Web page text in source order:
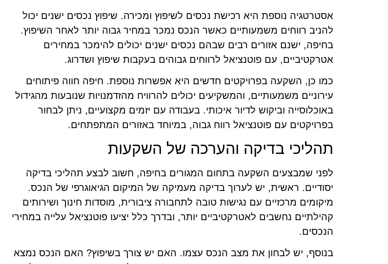
אסטרטגיה נוספת היא רכישת נכסים לשיפוץ ומכירה. שיפוץ נכסים ישנים יכול
להניב רווחים משמעותיים כאשר הנכס נמכר במחיר גבוה יותר לאחר השיפוץ.
בחיפה, ישנם אזורים רבים שבהם נכסים ישנים יכולים להימכר במחירים
אטרקטיביים, עם פוטנציאל לרווחים גבוהים בעקבות שיפוץ ושדרוג.
כמו כן, השקעה בפרויקטים חדשים היא אפשרות נוספת. חיפה חווה פיתוחים
עירוניים משמעותיים, והמשקיעים יכולים להרוויח מהזדמנויות שנובעות מהגידול
באוכלוסייה וביקוש לדיור איכותי. בעבודה עם יזמים מקצועיים, ניתן לבחור
בפרויקטים עם פוטנציאל רווח גבוה, במיוחד באזורים המתפתחים.
תהליכי בדיקה והערכה של השקעות
לפני שמבצעים השקעה בתחום המגורים בחיפה, חשוב לבצע תהליכי בדיקה
יסודיים. ראשית, יש לערוך בדיקה מעמיקה של המיקום הגיאוגרפי של הנכס.
מיקומים מרכזיים עם נגישות טובה לתחבורה ציבורית, מוסדות חינוך ושירותים
קהילתיים נחשבים לאטרקטיביים יותר, ובדרך כלל יציעו פוטנציאל עלייה במחירי
הנכסים.
בנוסף, יש לבחון את מצב הנכס עצמו. האם יש צורך בשיפוץ? האם הנכס נמצא